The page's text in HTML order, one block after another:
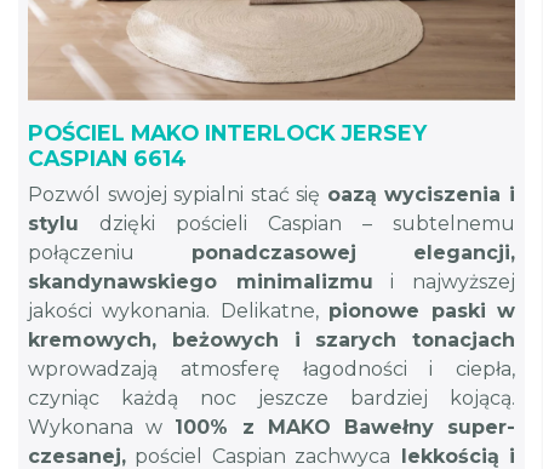
POŚCIEL MAKO INTERLOCK JERSEY
CASPIAN 6614
Pozwól swojej sypialni stać się oazą wyciszenia i
stylu dzięki pościeli Caspian – subtelnemu
połączeniu ponadczasowej elegancji,
skandynawskiego minimalizmu i najwyższej
jakości wykonania. Delikatne, pionowe paski w
kremowych, beżowych i szarych tonacjach
wprowadzają atmosferę łagodności i ciepła,
czyniąc każdą noc jeszcze bardziej kojącą.
Wykonana w 100% z MAKO Bawełny super-
czesanej, pościel Caspian zachwyca lekkością i